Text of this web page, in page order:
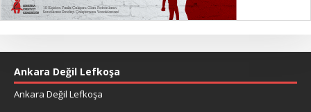
Ankara Değil Lefkoşa
Ankara Değil Lefkoşa